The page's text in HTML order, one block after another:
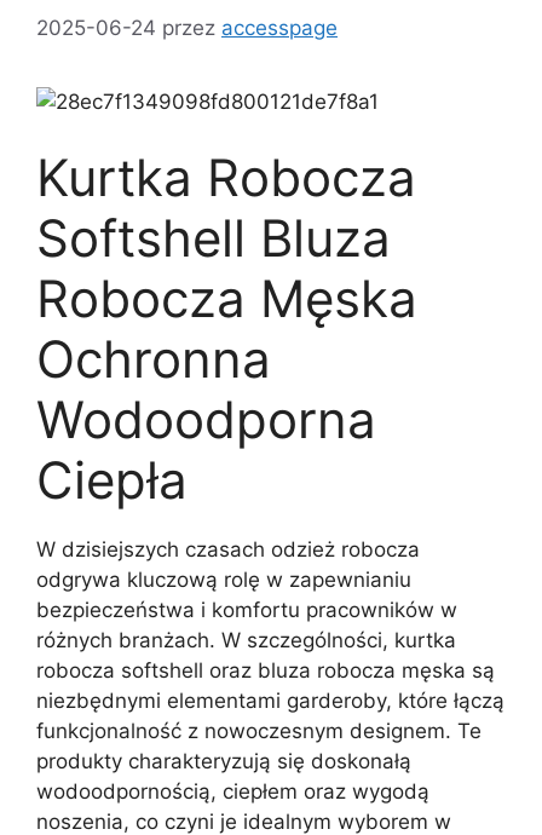
2025-06-24 przez accesspage
Kurtka Robocza
Softshell Bluza
Robocza Męska
Ochronna
Wodoodporna
Ciepła
W dzisiejszych czasach odzież robocza
odgrywa kluczową rolę w zapewnianiu
bezpieczeństwa i komfortu pracowników w
różnych branżach. W szczególności, kurtka
robocza softshell oraz bluza robocza męska są
niezbędnymi elementami garderoby, które łączą
funkcjonalność z nowoczesnym designem. Te
produkty charakteryzują się doskonałą
wodoodpornością, ciepłem oraz wygodą
noszenia, co czyni je idealnym wyborem w